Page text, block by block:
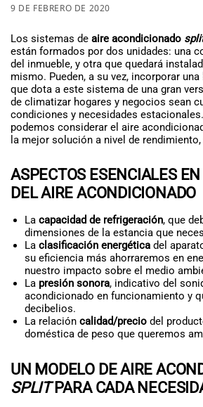
9 DE FEBRERO DE 2020
Los sistemas de aire acondicionado
están formados por dos unidades: una
del inmueble, y otra que quedará
mismo. Pueden, a su vez, incorporar
que dota a este sistema de una gran
de climatizar hogares y negocios sean
condiciones y necesidades
podemos considerar el aire
la mejor solución a nivel de
ASPECTOS ESENCIALES
DEL AIRE ACONDICIONADO
La capacidad de refrigeración, que
dimensiones de la estancia que
La clasificación energética del
su eficiencia más ahorraremos en
nuestro impacto sobre el medio
La presión sonora, indicativo del
acondicionado en funcionamiento y
decibelios.
La relación calidad/precio del
doméstica de peso que queremos
UN MODELO DE AIRE
SPLITPARA CADA